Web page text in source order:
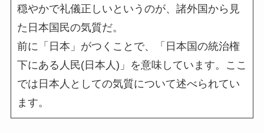
穏やかで礼儀正しいというのが、諸外国から見
た日本国民の気質だ。
前に「日本」がつくことで、「日本国の統治権
下にある人民(日本人)」を意味しています。ここ
では日本人としての気質について述べられてい
ます。